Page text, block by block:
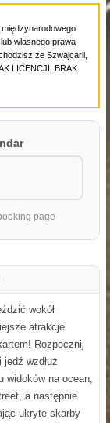
własnego prawa
ze Szwajcarii,
LICENCJI, BRAK
page
wokół
atrakcje
Rozpocznij
wzdłuż
widoków na ocean,
a następnie
ukryte skarby